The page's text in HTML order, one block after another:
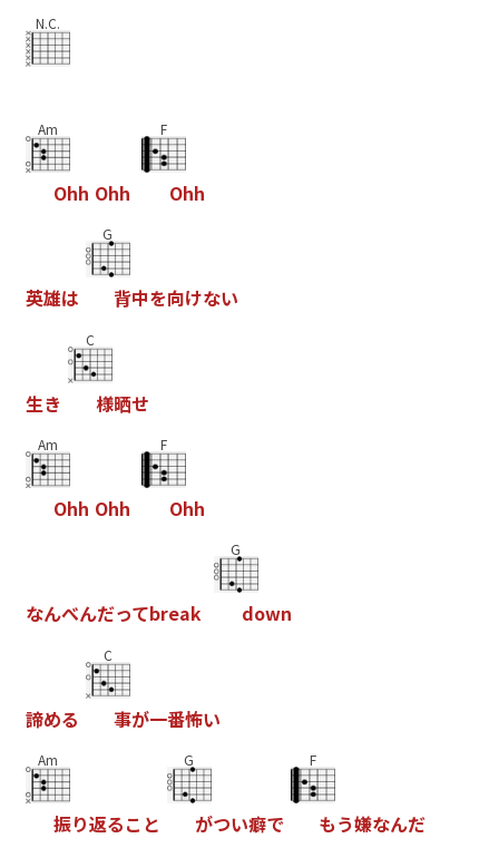
N.C.
Am
Ohh Ohh
F
Ohh
英雄は
G
背中を向けない
生き
C
様晒せ
Am
Ohh Ohh
F
Ohh
なんべんだってbreak
G
down
諦める
C
事が一番怖い
Am
振り返るこ と
G
がつい癖で
F
もう嫌なんだ